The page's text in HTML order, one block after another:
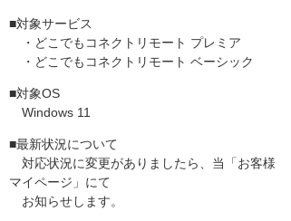
■対象サービス
・どこでもコネクトリモート プレミア
・どこでもコネクトリモート ベーシック
■対象OS
Windows 11
■最新状況について
対応状況に変更がありましたら、当「お客様
マイページ」にて
お知らせします。